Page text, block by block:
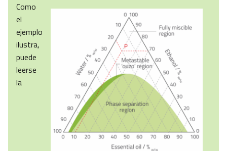
Como
el
ejemplo
ilustra,
puede
leerse
la